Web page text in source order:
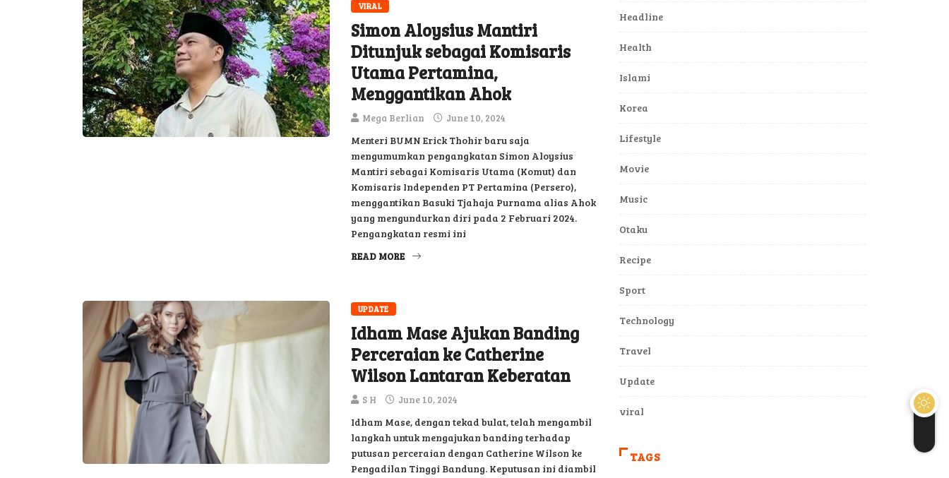
VIRAL
Simon Aloysius Mantiri
Ditunjuk sebagai Komisaris
Utama Pertamina,
Menggantikan Ahok
Mega Berlian June 10, 2024
Menteri BUMN Erick Thohir baru saja
mengumumkan pengangkatan Simon Aloysius
Mantiri sebagai Komisaris Utama (Komut) dan
Komisaris Independen PT Pertamina (Persero),
menggantikan Basuki Tjahaja Purnama alias Ahok
yang mengundurkan diri pada 2 Februari 2024.
Pengangkatan resmi ini
READ MORE
UPDATE
Idham Mase Ajukan Banding
Perceraian ke Catherine
Wilson Lantaran Keberatan
S H June 10, 2024
Idham Mase, dengan tekad bulat, telah mengambil
langkah untuk mengajukan banding terhadap
putusan perceraian dengan Catherine Wilson ke
Pengadilan Tinggi Bandung. Keputusan ini diambil
Headline
Health
Islami
Korea
Lifestyle
Movie
Music
Otaku
Recipe
Sport
Technology
Travel
Update
viral
TAGS